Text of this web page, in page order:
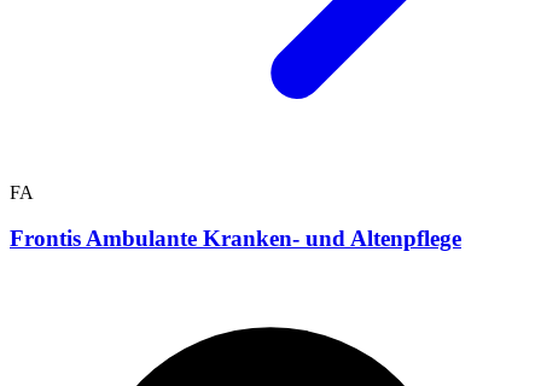
FA
Frontis Ambulante Kranken- und Altenpflege